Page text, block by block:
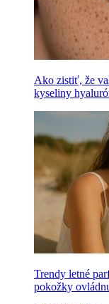
Ako zistiť, že
kyseliny
Trendy letné
pokožky